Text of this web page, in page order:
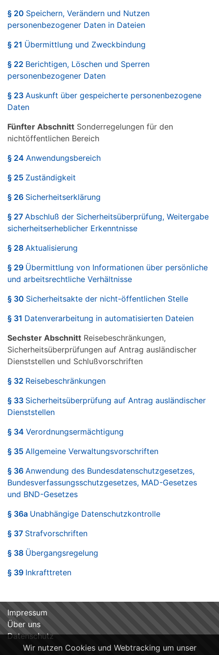
§ 20 Speichern, Verändern und Nutzen
personenbezogener Daten in Dateien
§ 21 Übermittlung und Zweckbindung
§ 22 Berichtigen, Löschen und Sperren
personenbezogener Daten
§ 23 Auskunft über gespeicherte personenbezogene
Daten
Fünfter Abschnitt Sonderregelungen für den
nichtöffentlichen Bereich
§ 24 Anwendungsbereich
§ 25 Zuständigkeit
§ 26 Sicherheitserklärung
§ 27 Abschluß der Sicherheitsüberprüfung, Weitergabe
sicherheitserheblicher Erkenntnisse
§ 28 Aktualisierung
§ 29 Übermittlung von Informationen über persönliche
und arbeitsrechtliche Verhältnisse
§ 30 Sicherheitsakte der nicht-öffentlichen Stelle
§ 31 Datenverarbeitung in automatisierten Dateien
Sechster Abschnitt Reisebeschränkungen,
Sicherheitsüberprüfungen auf Antrag ausländischer
Dienststellen und Schlußvorschriften
§ 32 Reisebeschränkungen
§ 33 Sicherheitsüberprüfung auf Antrag ausländischer
Dienststellen
§ 34 Verordnungsermächtigung
§ 35 Allgemeine Verwaltungsvorschriften
§ 36 Anwendung des Bundesdatenschutzgesetzes,
Bundesverfassungsschutzgesetzes, MAD-Gesetzes
und BND-Gesetzes
§ 36a Unabhängige Datenschutzkontrolle
§ 37 Strafvorschriften
§ 38 Übergangsregelung
§ 39 Inkrafttreten
Wir nutzen Cookies und Webtracking um unser
Impressum
Über uns
Datenschutz